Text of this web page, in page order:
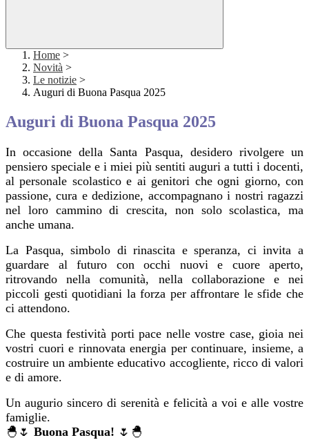
Home >
Novità >
Le notizie >
Auguri di Buona Pasqua 2025
Auguri di Buona Pasqua 2025
In occasione della Santa Pasqua, desidero rivolgere un
pensiero speciale e i miei più sentiti auguri a tutti i docenti,
al personale scolastico e ai genitori che ogni giorno, con
passione, cura e dedizione, accompagnano i nostri ragazzi
nel loro cammino di crescita, non solo scolastica, ma
anche umana.
La Pasqua, simbolo di rinascita e speranza, ci invita a
guardare al futuro con occhi nuovi e cuore aperto,
ritrovando nella comunità, nella collaborazione e nei
piccoli gesti quotidiani la forza per affrontare le sfide che
ci attendono.
Che questa festività porti pace nelle vostre case, gioia nei
vostri cuori e rinnovata energia per continuare, insieme, a
costruire un ambiente educativo accogliente, ricco di valori
e di amore.
Un augurio sincero di serenità e felicità a voi e alle vostre
famiglie.
🐣🌷 Buona Pasqua! 🌷🐣